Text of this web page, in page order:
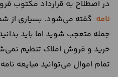
در اصطلاح به قرارداد مکتوب
نامه گفته می‌شود. بسیاری از
جمله متعجب شوید اما باید
خرید و فروش املاک تنظیم
تمام اموال می‌توانید مبایعه